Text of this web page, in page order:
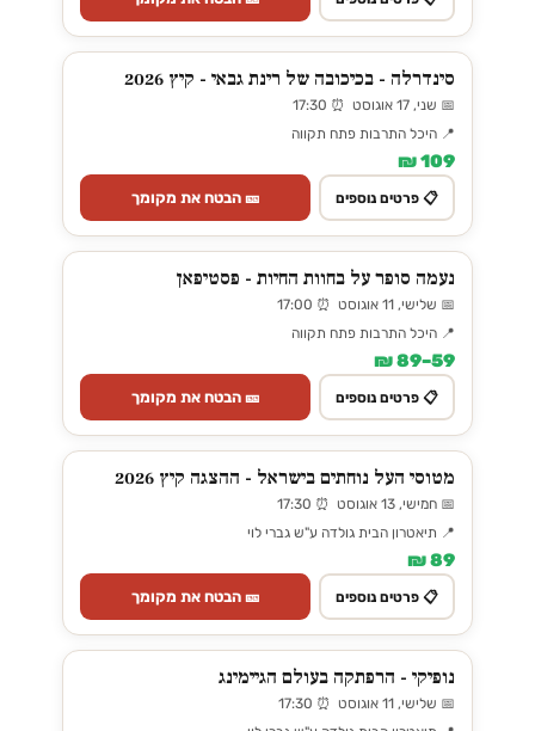
סינדרלה - בכיכובה של רינת גבאי - קיץ 2026
📅 שני, 17 אוגוסט ⏰ 17:30
📍 היכל התרבות פתח תקווה
109 ₪
📋 פרטים נוספים 🎫 הבטח את מקומך
נעמה סופר על בחוות החיות - פסטיפאן
📅 שלישי, 11 אוגוסט ⏰ 17:00
📍 היכל התרבות פתח תקווה
59–89 ₪
📋 פרטים נוספים 🎫 הבטח את מקומך
מטוסי העל נוחתים בישראל - ההצגה קיץ 2026
📅 חמישי, 13 אוגוסט ⏰ 17:30
📍 תיאטרון הבית גולדה ע"ש גברי לוי
89 ₪
📋 פרטים נוספים 🎫 הבטח את מקומך
נופיקי - הרפתקה בעולם הגיימינג
📅 שלישי, 11 אוגוסט ⏰ 17:30